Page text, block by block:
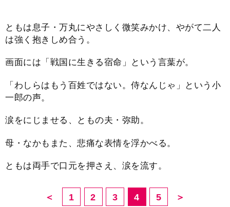
ともは息子・万丸にやさしく微笑みかけ、やがて二人
は強く抱きしめ合う。
画面には「戦国に生きる宿命」という言葉が。
「わしらはもう百姓ではない。侍なんじゃ」という小
一郎の声。
涙をにじませる、ともの夫・弥助。
母・なかもまた、悲痛な表情を浮かべる。
ともは両手で口元を押さえ、涙を流す。
＜ 1 2 3 4 5 ＞